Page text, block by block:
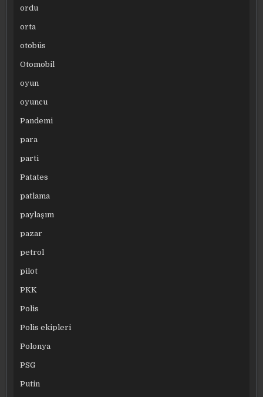
ordu
orta
otobüs
Otomobil
oyun
oyuncu
Pandemi
para
parti
Patates
patlama
paylaşım
pazar
petrol
pilot
PKK
Polis
Polis ekipleri
Polonya
PSG
Putin